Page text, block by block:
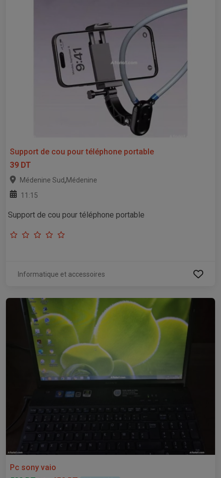
Support de cou pour téléphone portable
39 DT
Médenine Sud,Médenine
11:15
Support de cou pour téléphone portable
Informatique et accessoires
Pc sony vaio